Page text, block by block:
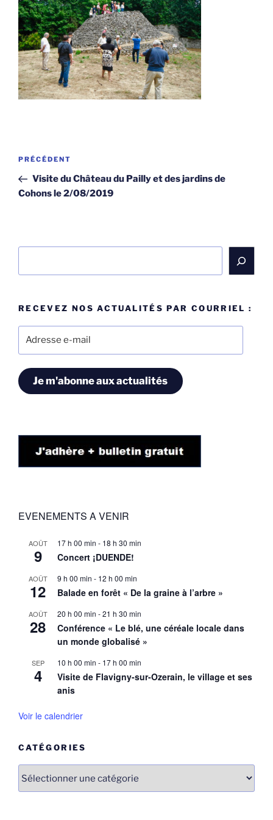
Navigation
l’article
Article
précédent
PRÉCÉDENT
Visite du Château du Pailly et des jardins de
Cohons le 2/08/2019
RECEVEZ NOS ACTUALITÉS PAR COURRIEL :
Je m'abonne aux actualités
EVENEMENTS A VENIR
AOÛT
9
17 h 00 min - 18 h 30 min
Concert ¡DUENDE!
AOÛT
12
9 h 00 min - 12 h 00 min
Balade en forêt « De la graine à l’arbre »
AOÛT
28
20 h 00 min -21 h 30 min
Conférence « Le blé, une céréale locale dans
un monde globalisé »
SEP
4
10 h 00 min - 17 h 00 min
Visite de Flavigny-sur-Ozerain, le village et ses
anis
Voir le calendrier
CATÉGORIES